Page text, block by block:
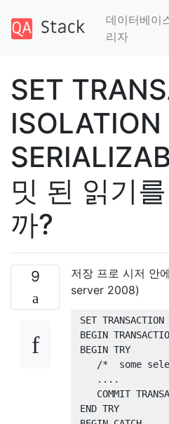
데이터베이
리자
SET
ISOLATION
밋 된 읽기
까?
9
저장 프로 시저 안
server 2008)
SET TRANSACTION
BEGIN
BEGIN TRY
/*  some
....
COMMIT
END TRY